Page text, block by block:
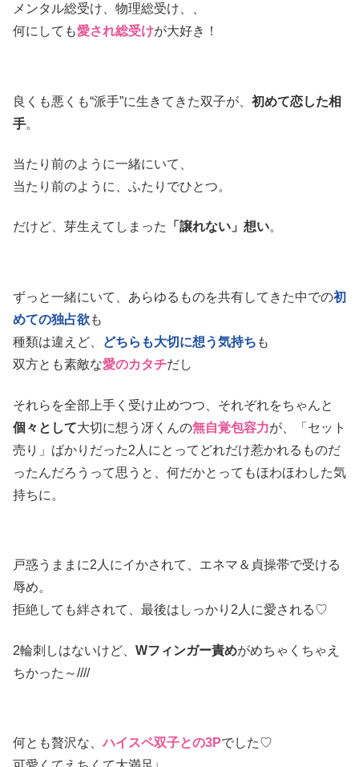
メンタル総受け、物理総受け、、
何にしても愛され総受けが大好き！
良くも悪くも“派手”に生きてきた双子が、 初めて恋した相
手。
当たり前のように一緒にいて、
当たり前のように、ふたりでひとつ。
だけど、芽生えてしまった 「譲れない」想い。
ずっと一緒にいて、あらゆるものを共有してきた中での初
めての独占欲も
種類は違えど、
どちらも大切に想う気持ち も
双方とも素敵な愛のカタチだし
それらを全部上手く受け止めつつ、それぞれをちゃんと
個々として大切に想う冴くんの無自覚包容力が、「セット
売り」ばかりだった2人にとってどれだけ惹かれるものだ
ったんだろうって思うと、何だかとってもほわほわした気
持ちに。
戸惑うままに2人にイかされて、エネマ＆貞操帯で受ける
辱め。
拒絶しても絆されて、最後はしっかり2人に愛される♡
2輪刺しはないけど、 Wフィンガー責めがめちゃくちゃえ
ちかった～////
何とも贅沢な、ハイスペ双子との3Pでした♡